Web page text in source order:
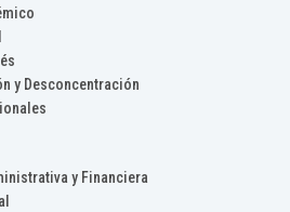
y Desconcentración
y Financiera